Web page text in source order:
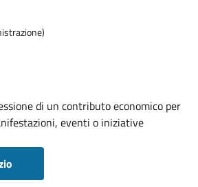
di un contributo economico per
eventi o iniziative